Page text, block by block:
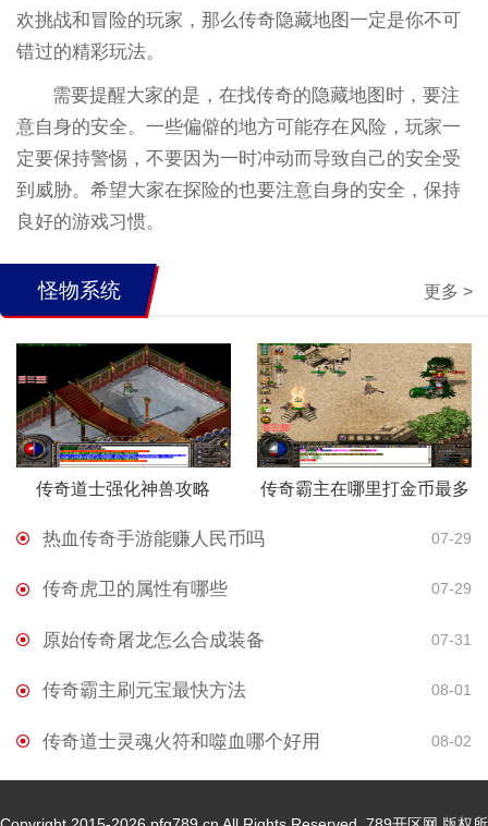
欢挑战和冒险的玩家，那么传奇隐藏地图一定是你不可
错过的精彩玩法。
需要提醒大家的是，在找传奇的隐藏地图时，要注
意自身的安全。一些偏僻的地方可能存在风险，玩家一
定要保持警惕，不要因为一时冲动而导致自己的安全受
到威胁。希望大家在探险的也要注意自身的安全，保持
良好的游戏习惯。
怪物系统 更多 >
传奇道士强化神兽攻略 传奇霸主在哪里打金币最多
热血传奇手游能赚人民币吗 07-29
传奇虎卫的属性有哪些 07-29
原始传奇屠龙怎么合成装备 07-31
传奇霸主刷元宝最快方法 08-01
传奇道士灵魂火符和噬血哪个好用 08-02